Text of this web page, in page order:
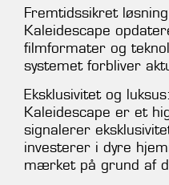
Fremtidssikret
Kaleidescape
filmformater og
systemet forbliver
Eksklusivitet og luksus:
Kaleidescape er et
signalerer
investerer i dyre
mærket på grund af